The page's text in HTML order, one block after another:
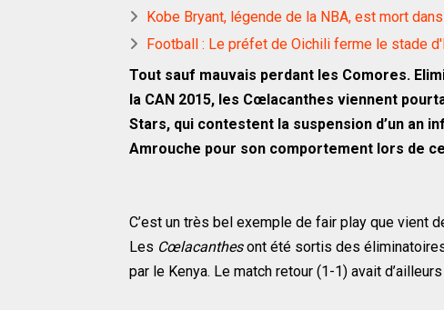
Kobe Bryant, légende de la NBA, est mort
Football : Le préfet de Oichili ferme le stade
Tout sauf mauvais perdant les Comores.
la CAN 2015, les Cœlacanthes viennent
Stars, qui contestent la suspension d’un an
Amrouche pour son comportement lors de
C’est un très bel exemple de fair play que vient
Les Cœlacanthesont été sortis des
par le Kenya. Le match retour (1-1) avait